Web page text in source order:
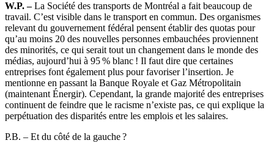
W.P. –La Société des transports de Montréal a fait beaucoup de
travail. C’est visible dans le transport en commun. Des organismes
relevant du gouvernement fédéral pensent établir des quotas pour
qu’au moins 20 des nouvelles personnes embauchées proviennent
des minorités, ce qui serait tout un changement dans le monde des
médias, aujourd’hui à 95 % blanc ! Il faut dire que certaines
entreprises font également plus pour favoriser l’insertion. Je
mentionne en passant la Banque Royale et Gaz Métropolitain
(maintenant Énergir). Cependant, la grande majorité des entreprises
continuent de feindre que le racisme n’existe pas, ce qui explique la
perpétuation des disparités entre les emplois et les salaires.
P.B. – Et du côté de la gauche ?